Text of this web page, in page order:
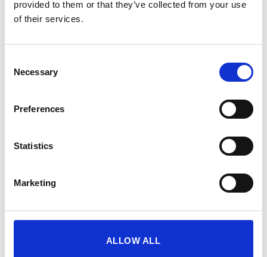
provided to them or that they’ve collected from your use
of their services.
Selection
Necessary
Preferences
Statistics
Marketing
ALLOW ALL